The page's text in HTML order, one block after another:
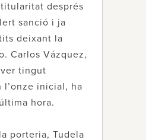
després
sanció i ja
deixant la
Carlos Vázquez,
tingut
inicial, ha
hora.
porteria, Tudela